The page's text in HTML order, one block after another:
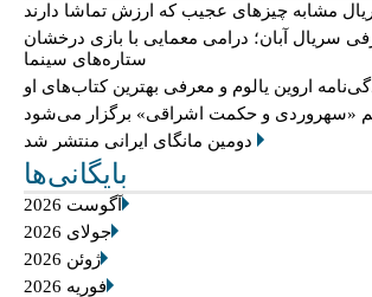
سریال آبان؛ درامی معمایی با بازی درخشان
ستاره‌های سینما
اروین یالوم و معرفی بهترین کتاب‌های او
و حکمت اشراقی» برگزار می‌شود
دومین مانگای ایرانی منتشر شد
بایگانی‌ها
آگوست 2026
جولای 2026
ژوئن 2026
فوریه 2026